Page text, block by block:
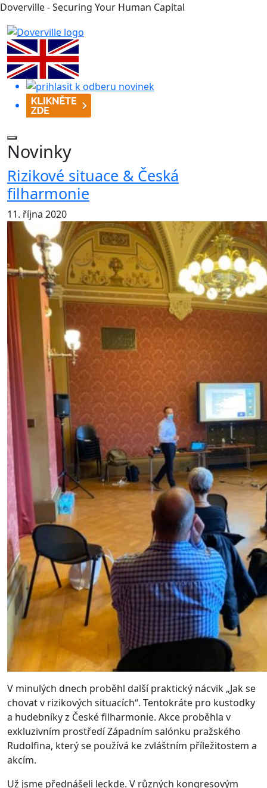
Doverville - Securing Your Human Capital
Novinky
Rizikové situace & Česká
filharmonie
11. října 2020
V minulých dnech proběhl další praktický nácvik „Jak se
chovat v rizikových situacích“. Tentokráte pro kustodky
a hudebníky z České filharmonie. Akce proběhla v
exkluzivním prostředí Západním salónku pražského
Rudolfina, který se používá ke zvláštním příležitostem a
akcím.
Už jsme přednášeli leckde. V různých kongresovým